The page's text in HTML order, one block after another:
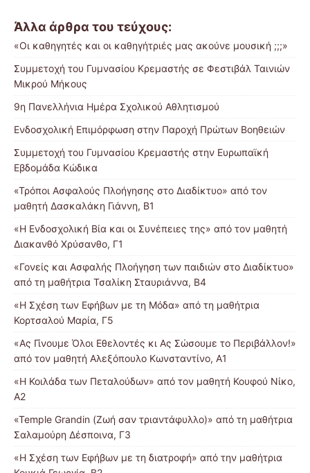
Άλλα άρθρα του τεύχους:
«Οι καθηγητές και οι καθηγήτριές μας ακούνε μουσική ;;;»
Συμμετοχή του Γυμνασίου Κρεμαστής σε Φεστιβάλ Ταινιών
Μικρού Μήκους
9η Πανελλήνια Ημέρα Σχολικού Αθλητισμού
Ενδοσχολική Επιμόρφωση στην Παροχή Πρώτων Βοηθειών
Συμμετοχή του Γυμνασίου Κρεμαστής στην Ευρωπαϊκή
Eβδομάδα Kώδικα
«Τρόποι Ασφαλούς Πλοήγησης στο Διαδίκτυο» από τον
μαθητή Δασκαλάκη Γιάννη, Β1
«Η Ενδοσχολική Βία και οι Συνέπειες της» από τον μαθητή
Διακανθό Χρύσανθο, Γ1
«Γονείς και Ασφαλής Πλοήγηση των παιδιών στο Διαδίκτυο»
από τη μαθήτρια Τσαλίκη Σταυριάννα, Β4
«Η Σχέση των Εφήβων με τη Μόδα» από τη μαθήτρια
Κορτσαλού Μαρία, Γ5
«Ας Γίνουμε Όλοι Εθελοντές κι Ας Σώσουμε το Περιβάλλον!»
από τον μαθητή Αλεξόπουλο Κωνσταντίνο, Α1
«Η Κοιλάδα των Πεταλούδων» από τον μαθητή Κουφού Νίκο,
Α2
«Temple Grandin (Ζωή σαν τριαντάφυλλο)» από τη μαθήτρια
Σαλαμούρη Δέσποινα, Γ3
«Η Σχέση των Εφήβων με τη διατροφή» από την μαθήτρια